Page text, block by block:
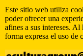
Este sitio web utiliza
poder ofrecer una
afines a sus intereses. Al
forma expresa el uso de